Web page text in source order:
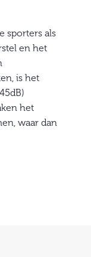
sporters als
en het
is het
het
waar dan